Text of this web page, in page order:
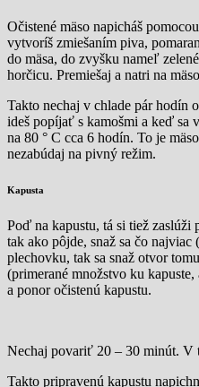
Očistené mäso napicháš
vytvoríš zmiešaním piva,
do mäsa, do zvyšku nameľ
horčicu. Premiešaj a natri na
Takto nechaj v chlade pár hodín
ideš popíjať s kamošmi a keď sa
na 80 ° C cca 6 hodín. To je
nezabúdaj na pivný režim.
Kapusta
Poď na kapustu, tá si tiež
tak ako pôjde, snaž sa čo
plechovku, tak sa snaž otvor
(primerané množstvo ku
a ponor očistenú kapustu.
Nechaj povariť 20 – 30 minút. V
Takto pripravenú kapustu